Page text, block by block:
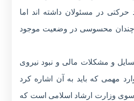
حرکتی در مسئولان داشته اند اما
چندان محسوسی در وضعیت موجود
و مشکلات مالی و نبود نیروی
مهمی که باید به آن اشاره کرد
وزارت ارشاد اسلامی است که